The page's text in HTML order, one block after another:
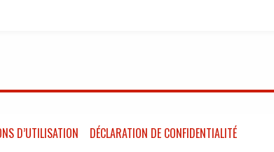
D’UTILISATION DÉCLARATION DE CONFIDENTIALITÉ